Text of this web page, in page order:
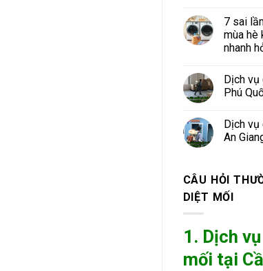
7 sai
mùa hè
nhanh
Dịch
Phú
Dịch
An
CÂU HỎI
DIỆT MỐI
1. Dịch
mối tại